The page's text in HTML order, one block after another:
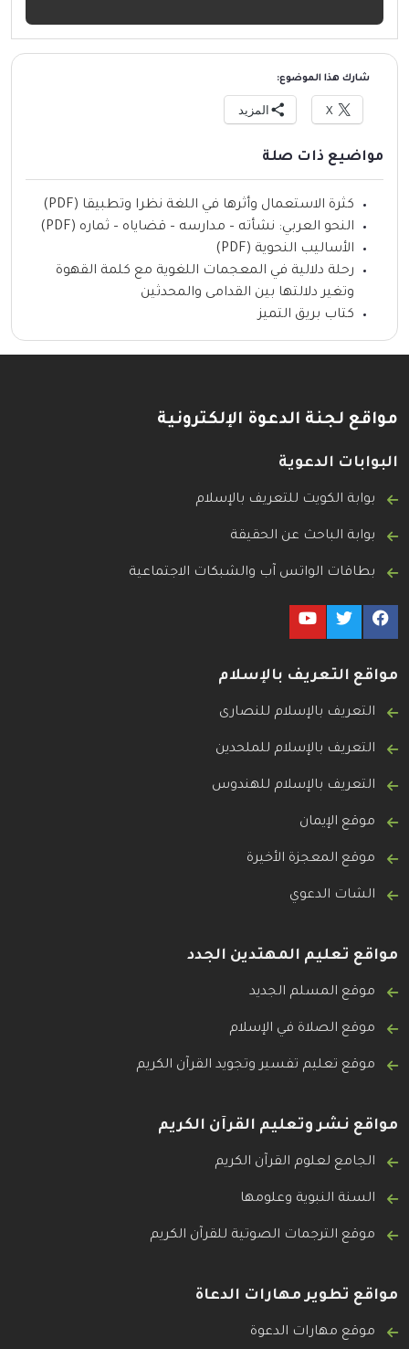
شارك هذا الموضوع:
X المزيد
مواضيع ذات صلة
كثرة الاستعمال وأثرها في اللغة نظرا وتطبيقا (PDF)
النحو العربي: نشأته – مدارسه – قضاياه – ثماره (PDF)
الأساليب النحوية (PDF)
رحلة دلالية في المعجمات اللغوية مع كلمة القهوة
وتغير دلالتها بين القدامى والمحدثين
كتاب بريق التميز
مواقع لجنة الدعوة الإلكترونية
البوابات الدعوية
بوابة الكويت للتعريف بالإسلام
بوابة الباحث عن الحقيقة
بطاقات الواتس آب والشبكات الاجتماعية
مواقع التعريف بالإسلام
التعريف بالإسلام للنصارى
التعريف بالإسلام للملحدين
التعريف بالإسلام للهندوس
موقع الإيمان
موقع المعجزة الأخيرة
الشات الدعوي
مواقع تعليم المهتدين الجدد
موقع المسلم الجديد
موقع الصلاة في الإسلام
موقع تعليم تفسير وتجويد القرآن الكريم
مواقع نشر وتعليم القرآن الكريم
الجامع لعلوم القرآن الكريم
السنة النبوية وعلومها
موقع الترجمات الصوتية للقرآن الكريم
مواقع تطوير مهارات الدعاة
موقع مهارات الدعوة